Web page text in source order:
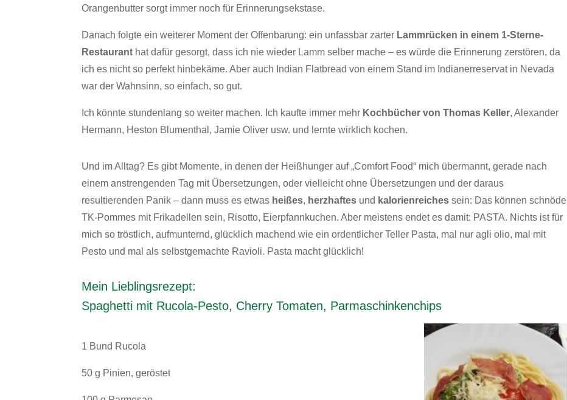
Orangenbutter sorgt immer noch für Erinnerungsekstase.
Danach folgte ein weiterer Moment der Offenbarung: ein unfassbar zarter Lammrücken in einem 1-Sterne-
Restaurant hat dafür gesorgt, dass ich nie wieder Lamm selber mache – es würde die Erinnerung zerstören, da
ich es nicht so perfekt hinbekäme. Aber auch Indian Flatbread von einem Stand im Indianerreservat in Nevada
war der Wahnsinn, so einfach, so gut.
Ich könnte stundenlang so weiter machen. Ich kaufte immer mehr Kochbücher von Thomas Keller, Alexander
Hermann, Heston Blumenthal, Jamie Oliver usw. und lernte wirklich kochen.
Und im Alltag? Es gibt Momente, in denen der Heißhunger auf „Comfort Food“ mich übermannt, gerade nach
einem anstrengenden Tag mit Übersetzungen, oder vielleicht ohne Übersetzungen und der daraus
resultierenden Panik – dann muss es etwas heißes, herzhaftes und kalorienreichessein: Das können schnöde
TK-Pommes mit Frikadellen sein, Risotto, Eierpfannkuchen. Aber meistens endet es damit: PASTA. Nichts ist für
mich so tröstlich, aufmunternd, glücklich machend wie ein ordentlicher Teller Pasta, mal nur agli olio, mal mit
Pesto und mal als selbstgemachte Ravioli. Pasta macht glücklich!
Mein Lieblingsrezept:
Spaghetti mit Rucola-Pesto, Cherry Tomaten, Parmaschinkenchips
Facebook
LinkedIn 0
1 Bund Rucola
50 g Pinien, geröstet